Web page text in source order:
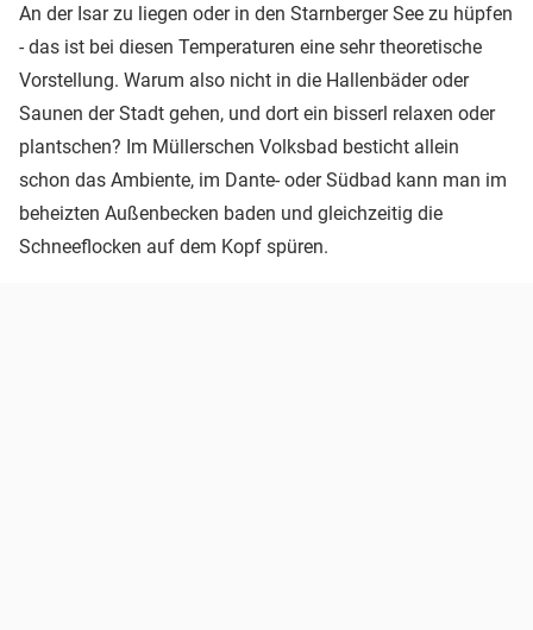
An der Isar zu liegen oder in den Starnberger See zu hüpfen
- das ist bei diesen Temperaturen eine sehr theoretische
Vorstellung. Warum also nicht in die Hallenbäder oder
Saunen der Stadt gehen, und dort ein bisserl relaxen oder
plantschen? Im Müllerschen Volksbad besticht allein
schon das Ambiente, im Dante- oder Südbad kann man im
beheizten Außenbecken baden und gleichzeitig die
Schneeflocken auf dem Kopf spüren.